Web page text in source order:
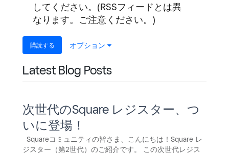
してください。(RSSフィードとは異
なります。ご注意ください。)
購読する オプション
Latest Blog Posts
次世代のSquare レジスター、つ
いに登場！
Squareコミュニティの皆さま、こんにちは！Square レ
ジスター（第2世代）のご紹介です。 この次世代レジス